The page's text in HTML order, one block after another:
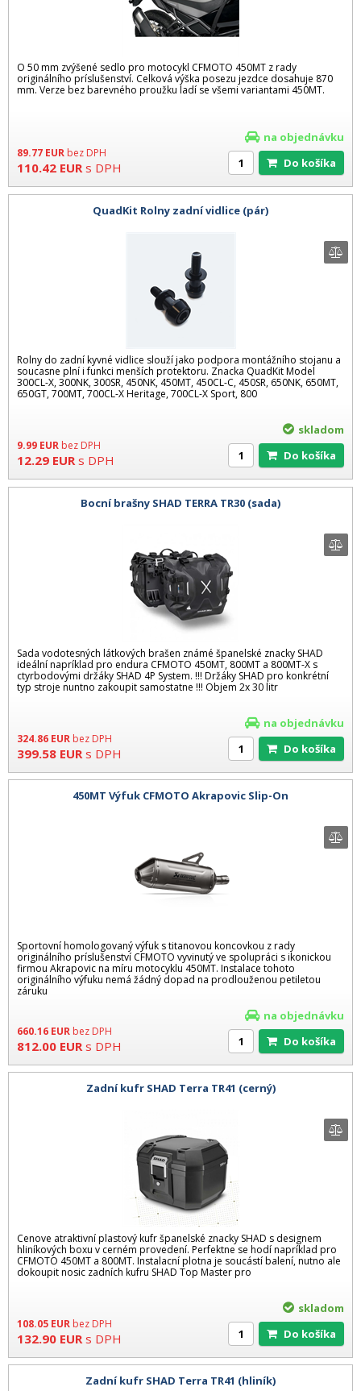
O 50 mm zvýšené sedlo pro motocykl CFMOTO 450MT z rady
originálního príslušenství. Celková výška posezu jezdce dosahuje 870
mm. Verze bez barevného proužku ladí se všemi variantami 450MT.
89.77 EUR bez DPH
110.42 EUR s DPH
na objednávku
Do košíka
QuadKit Rolny zadní vidlice (pár)
Rolny do zadní kyvné vidlice slouží jako podpora montážního stojanu a
soucasne plní i funkci menších protektoru. Znacka QuadKit Model
300CL-X, 300NK, 300SR, 450NK, 450MT, 450CL-C, 450SR, 650NK, 650MT,
650GT, 700MT, 700CL-X Heritage, 700CL-X Sport, 800
9.99 EUR bez DPH
12.29 EUR s DPH
skladom
Do košíka
Bocní brašny SHAD TERRA TR30 (sada)
Sada vodotesných látkových brašen známé španelské znacky SHAD
ideální napríklad pro endura CFMOTO 450MT, 800MT a 800MT-X s
ctyrbodovými držáky SHAD 4P System. !!! Držáky SHAD pro konkrétní
typ stroje nuntno zakoupit samostatne !!! Objem 2x 30 litr
324.86 EUR bez DPH
399.58 EUR s DPH
na objednávku
Do košíka
450MT Výfuk CFMOTO Akrapovic Slip-On
Sportovní homologovaný výfuk s titanovou koncovkou z rady
originálního príslušenství CFMOTO vyvinutý ve spolupráci s ikonickou
firmou Akrapovic na míru motocyklu 450MT. Instalace tohoto
originálního výfuku nemá žádný dopad na prodlouženou petiletou
záruku
660.16 EUR bez DPH
812.00 EUR s DPH
na objednávku
Do košíka
Zadní kufr SHAD Terra TR41 (cerný)
Cenove atraktivní plastový kufr španelské znacky SHAD s designem
hliníkových boxu v cerném provedení. Perfektne se hodí napríklad pro
CFMOTO 450MT a 800MT. Instalacní plotna je soucástí balení, nutno ale
dokoupit nosic zadních kufru SHAD Top Master pro
108.05 EUR bez DPH
132.90 EUR s DPH
skladom
Do košíka
Zadní kufr SHAD Terra TR41 (hliník)